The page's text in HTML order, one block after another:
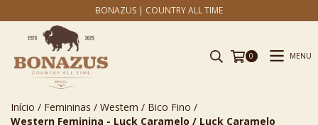
BONAZUS | COUNTRY ALL TIME
0 MENU
Início / Femininas / Western / Bico Fino /
Western Feminina - Luck Caramelo / Luck Caramelo